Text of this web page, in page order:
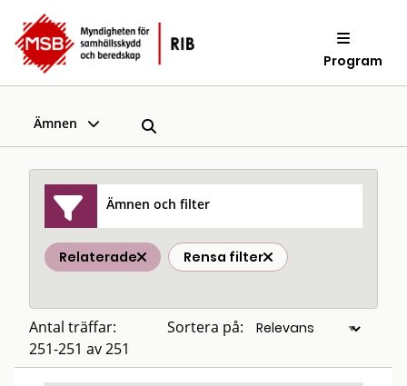
Program
Ämnen
Ämnen och filter
Relaterade Rensa filter
Antal träffar:
251-251 av 251
Sortera på: